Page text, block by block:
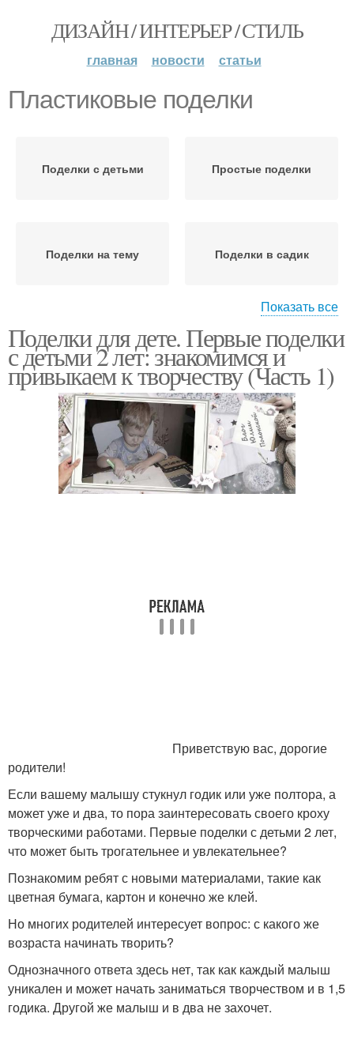
ДИЗАЙН / ИНТЕРЬЕР / СТИЛЬ
главная новости статьи
Пластиковые поделки
Поделки с детьми Простые поделки
Поделки на тему Поделки в садик
Зимние поделки Поделки из бумаги
Поделки для детей Поделка из мелков
Поделки из втулки
Показать все
Поделки для дете. Первые поделки
с детьми 2 лет: знакомимся и
привыкаем к творчеству (Часть 1)
Приветствую вас, дорогие
родители!
Если вашему малышу стукнул годик или уже полтора, а
может уже и два, то пора заинтересовать своего кроху
творческими работами. Первые поделки с детьми 2 лет,
что может быть трогательнее и увлекательнее?
Познакомим ребят с новыми материалами, такие как
цветная бумага, картон и конечно же клей.
Но многих родителей интересует вопрос: с какого же
возраста начинать творить?
Однозначного ответа здесь нет, так как каждый малыш
уникален и может начать заниматься творчеством и в 1,5
годика. Другой же малыш и в два не захочет.